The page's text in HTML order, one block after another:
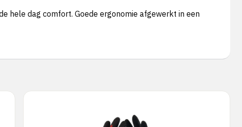
hele dag comfort. Goede ergonomie afgewerkt in een